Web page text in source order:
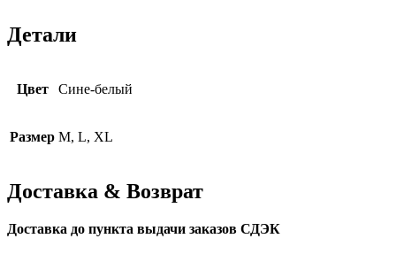
Детали
Цвет Сине-белый
Размер M, L, XL
Доставка & Возврат
Доставка до пункта выдачи заказов СДЭК